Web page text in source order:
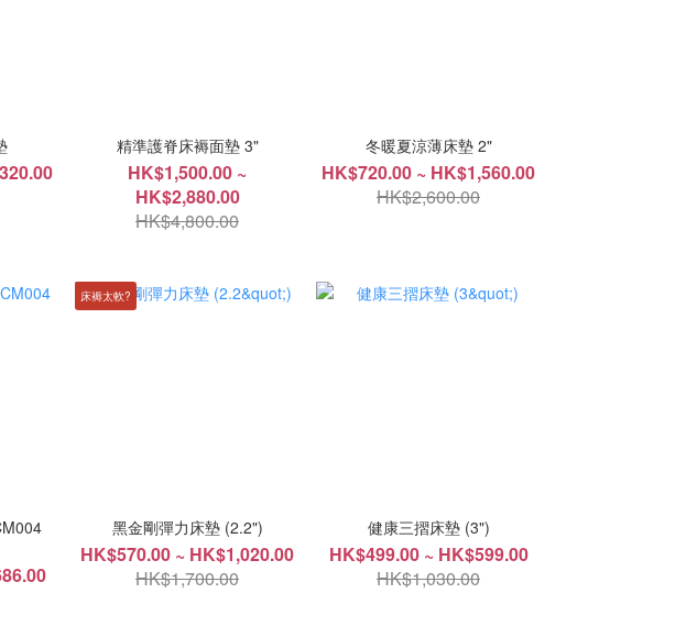
精準護脊床褥面墊 3"
HK$1,500.00 ~
HK$2,880.00
HK$4,800.00
冬暖夏涼薄床墊 2"
HK$720.00 ~ HK$1,560.00
HK$2,600.00
床褥太軟?
黑金剛彈力床墊 (2.2")
HK$570.00 ~ HK$1,020.00
HK$1,700.00
健康三摺床墊 (3")
HK$499.00 ~ HK$599.00
HK$1,030.00